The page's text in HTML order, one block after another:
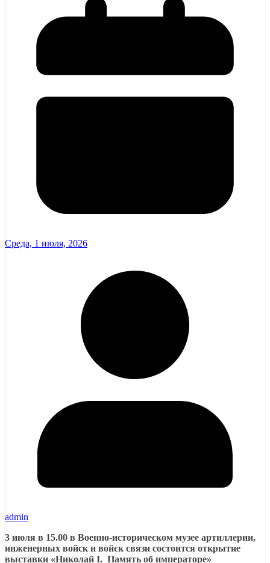
Среда, 1 июля, 2026
admin
3 июля в 15.00 в Военно-историческом музее артиллерии,
инженерных войск и войск связи состоится открытие
выставки «Николай I. Память об императоре»